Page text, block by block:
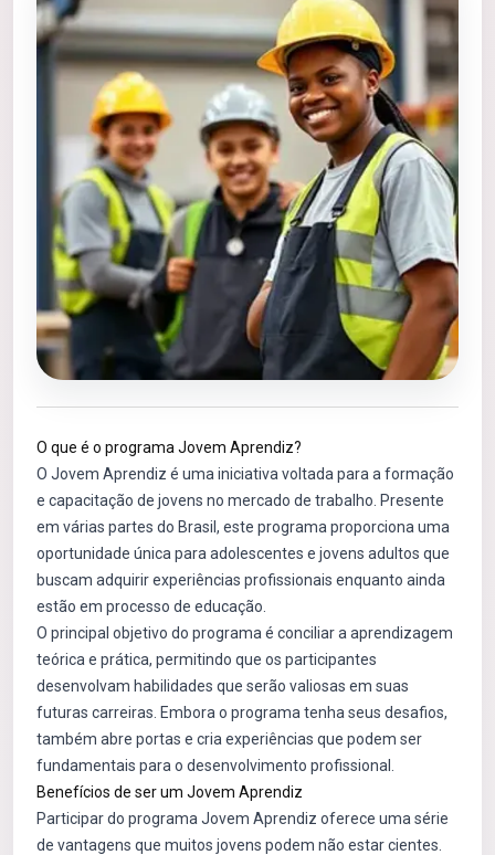
O que é o programa Jovem Aprendiz?
O Jovem Aprendiz é uma iniciativa voltada para a formação
e capacitação de jovens no mercado de trabalho. Presente
em várias partes do Brasil, este programa proporciona uma
oportunidade única para adolescentes e jovens adultos que
buscam adquirir experiências profissionais enquanto ainda
estão em processo de educação.
O principal objetivo do programa é conciliar a aprendizagem
teórica e prática, permitindo que os participantes
desenvolvam habilidades que serão valiosas em suas
futuras carreiras. Embora o programa tenha seus desafios,
também abre portas e cria experiências que podem ser
fundamentais para o desenvolvimento profissional.
Benefícios de ser um Jovem Aprendiz
Participar do programa Jovem Aprendiz oferece uma série
de vantagens que muitos jovens podem não estar cientes.